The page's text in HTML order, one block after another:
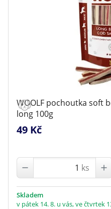
WOOLF pochoutka soft
long 100g
49 Kč
ks
Skladem
v pátek 14. 8. u vás, ve čtvrtek